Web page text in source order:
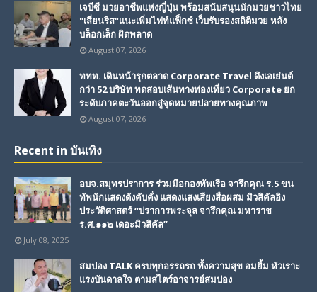
เจบีซี มวยอาชีพแห่งญี่ปุ่น พร้อมสนับสนุนนักมวยชาวไทย
"เสี่ยนริส"แนะเพิ่มไฟท์แฟ็กซ์ เว็บรับรองสถิติมวย หลัง
บล็อกเล็ก ผิดพลาด
August 07, 2026
ททท. เดินหน้ารุกตลาด Corporate Travel ดึงเอเย่นต์
กว่า 52 บริษัท ทดสอบเส้นทางท่องเที่ยว Corporate ยก
ระดับภาคตะวันออกสู่จุดหมายปลายทางคุณภาพ
August 07, 2026
Recent in บันเทิง
อบจ.สมุทรปราการ ร่วมมือกองทัพเรือ จารึกคุณ ร.5 ขน
ทัพนักแสดงดังคับคั่ง แสดงแสงเสียงสื่อผสม มิวสิคัลอิง
ประวัติศาสตร์ “ปราการพระจุล จารึกคุณ มหาราช
ร.ศ.๑๑๒ เดอะมิวสิคัล”
July 08, 2025
สมปอง TALK ครบทุกอรรถรถ ทั้งความสุข อมยิ้ม หัวเราะ
แรงบันดาลใจ ตามสไตร์อาจารย์สมปอง